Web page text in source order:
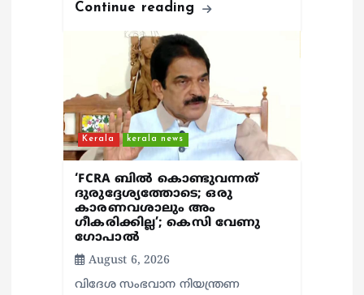
Continue reading
Kerala kerala news
‘FCRA ബിൽ കൊണ്ടുവന്നത്
ദുരുദ്ദേശ്യത്തോടെ; ഒരു
കാരണവശാലും അം​
ഗീകരിക്കില്ല’; കെസി വേണു​
ഗോപാൽ
August 6, 2026
വിദേശ സംഭവാന നിയന്ത്രണ